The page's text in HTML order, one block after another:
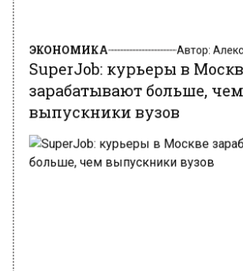
SuperJob: курьеры в
зарабатывают больше,
выпускники вузов